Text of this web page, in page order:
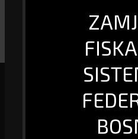
i prodaje računara i računarske